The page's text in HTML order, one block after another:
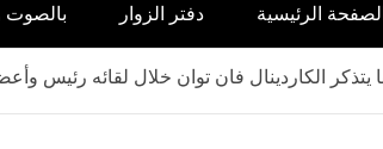
الرئيسية دفتر الزوار بالصوت
يتذكر الكاردينال فان توان خلال لقائه رئيس